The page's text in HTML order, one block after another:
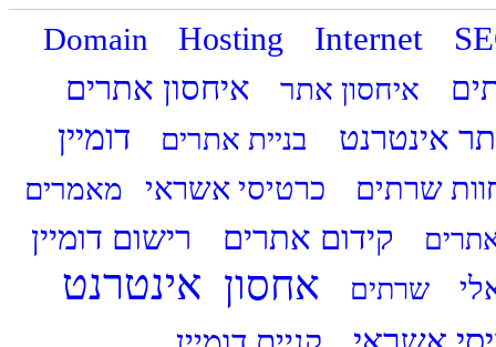
Domain Hosting Internet
איחסון אתר איחסון אתרים
אינטרנט בניית אתרים דומיין
שרתים כרטיסי אשראי מאמרים
קידום אתרים רישום דומיין
שרתים אחסון אינטרנט